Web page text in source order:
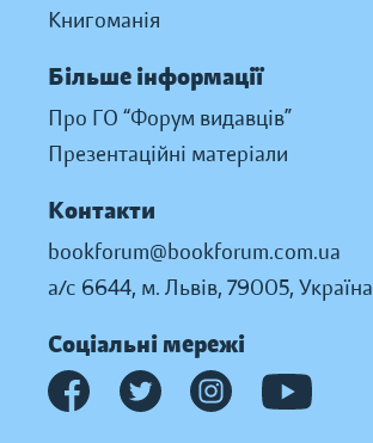
Книгоманія
Більше інформації
Про ГО “Форум видавців”
Презентаційні матеріали
Контакти
bookforum@bookforum.com.ua
а/с 6644, м. Львів, 79005, Україна
Соціальні мережі